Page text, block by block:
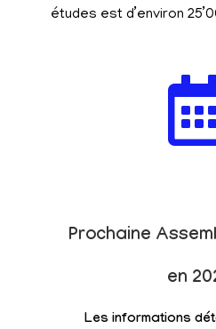
études est d’environ
Prochaine
en
Les informations